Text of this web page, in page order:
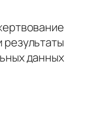
данных